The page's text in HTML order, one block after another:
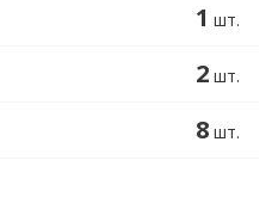
1 шт.
2 шт.
8 шт.